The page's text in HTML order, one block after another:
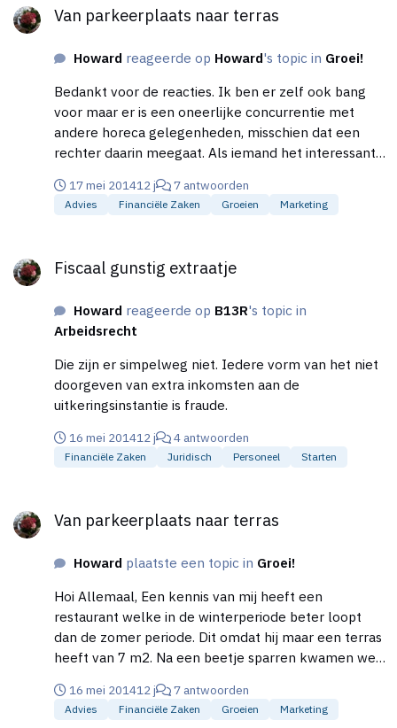
Van parkeerplaats naar terras
Howard reageerde op Howard's topic in Groei!
Bedankt voor de reacties. Ik ben er zelf ook bang
voor maar er is een oneerlijke concurrentie met
andere horeca gelegenheden, misschien dat een
rechter daarin meegaat. Als iemand het interessant
17 mei 201412 j 7 antwoorden
Advies Financiële Zaken Groeien Marketing
Fiscaal gunstig extraatje
Howard reageerde op B13R's topic in
Arbeidsrecht
Die zijn er simpelweg niet. Iedere vorm van het niet
doorgeven van extra inkomsten aan de
uitkeringsinstantie is fraude.
16 mei 201412 j 4 antwoorden
Financiële Zaken Juridisch Personeel Starten
Van parkeerplaats naar terras
Howard plaatste een topic in Groei!
Hoi Allemaal, Een kennis van mij heeft een
restaurant welke in de winterperiode beter loopt
dan de zomer periode. Dit omdat hij maar een terras
heeft van 7 m2. Na een beetje sparren kwamen we
parkeerplaatsen voor de deur zijn. Mocht dit
mogelijk zijn dan kan zijn terras behoorlijk groeien.
16 mei 201412 j 7 antwoorden
Advies Financiële Zaken Groeien Marketing